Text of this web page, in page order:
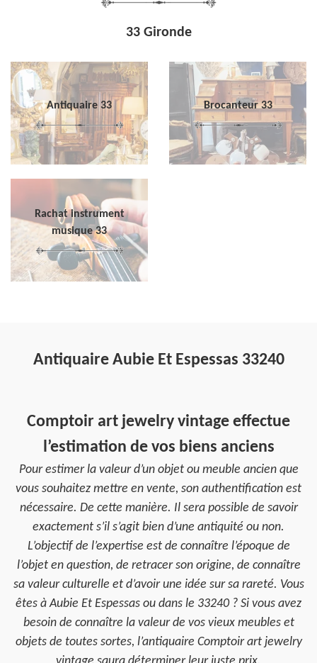
33 Gironde
Antiquaire 33 Brocanteur 33
Rachat instrument
musique 33
Antiquaire Aubie Et Espessas 33240
Comptoir art jewelry vintage effectue
l’estimation de vos biens anciens
Pour estimer la valeur d’un objet ou meuble ancien que
vous souhaitez mettre en vente, son authentification est
nécessaire. De cette manière. Il sera possible de savoir
exactement s’il s’agit bien d’une antiquité ou non.
L’objectif de l’expertise est de connaître l’époque de
l’objet en question, de retracer son origine, de connaître
sa valeur culturelle et d’avoir une idée sur sa rareté. Vous
êtes à Aubie Et Espessas ou dans le 33240 ? Si vous avez
besoin de connaître la valeur de vos vieux meubles et
objets de toutes sortes, l’antiquaire Comptoir art jewelry